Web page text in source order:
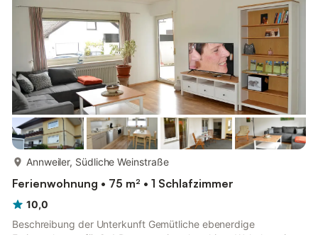
zur freien Verfügung. Geschäfte des tägl...
Annweiler, Südliche Weinstraße
Ferienwohnung • 75 m² • 1 Schlafzimmer
10,0
Beschreibung der Unterkunft Gemütliche ebenerdige